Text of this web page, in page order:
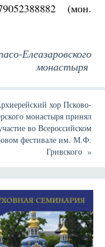
(мон.
Елеазаровского
монастыря
хор Псково-
монастыря принял
во Всероссийском
фестивале им. М.Ф.
Гривского»